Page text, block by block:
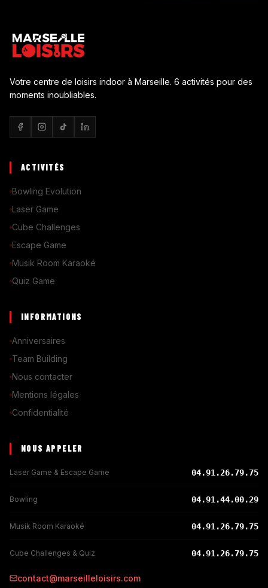
Votre centre de loisirs indoor à Marseille. 6 activités pour des
moments inoubliables.
ACTIVITÉS
Bowling Evolution
Laser Game
Cube Challenges
Escape Game
Musik Room Karaoké
Quiz Game
INFORMATIONS
Anniversaires
Team Building
Nous contacter
Mentions légales
Confidentialité
NOUS APPELER
Laser Game & Escape Game 04.91.26.79.75
Bowling 04.91.44.00.29
Musik Room Karaoké 04.91.26.79.75
Cube Challenges & Quiz 04.91.26.79.75
contact@marseilleloisirs.com